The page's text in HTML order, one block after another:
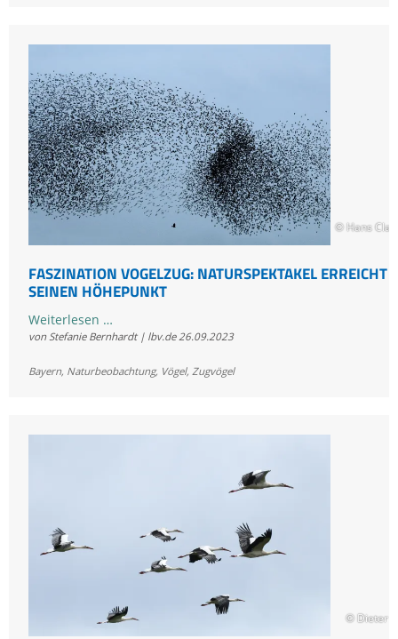
aktiv
Kiebitze
im
Knoblauchsland
© Hans
FASZINATION VOGELZUG: NATURSPEKTAKEL ERREICHT
SEINEN HÖHEPUNKT
Weiterlesen …
Vogelzug:
erreicht
von Stefanie Bernhardt | lbv.de 26.09.2023
Bayern, Naturbeobachtung, Vögel, Zugvögel
© Dieter